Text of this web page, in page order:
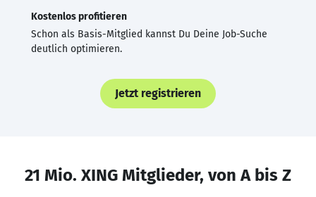
Kostenlos profitieren
Schon als Basis-Mitglied kannst Du Deine Job-Suche
deutlich optimieren.
Jetzt registrieren
21 Mio. XING Mitglieder, von A bis Z